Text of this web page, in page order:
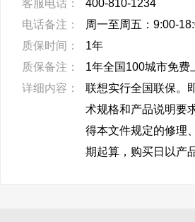
客服电话：
400-810-1234
电话备注：
周一至周五：9:00-
质保时间：
1年
质保备注：
1年全国100城市免费
详细内容：
联想实行全国联保。
术规格和产品说明要
得本文件规定的修理
期起算，购买日以产